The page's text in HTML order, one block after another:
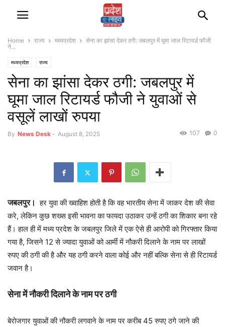
Home राज्‍य मध्यप्रदेश
सेना का झांसा देकर ठगी: जबलपुर में घूमा जाल रिटायर्ड फौजी
ने...
मध्यप्रदेश राज्‍य
सेना का झांसा देकर ठगी: जबलपुर में
घूमा जाल रिटायर्ड फौजी ने युवाओं से
वसूलें लाखों रुपया
By News Desk - August 8, 2025 0
107
जबलपुर। हर युवा की ख्वाहिश होती है कि वह भारतीय सेना में जाकर देश की सेवा
करे, लेकिन कुछ शख्स इसी भावना का फायदा उठाकर उन्हें ठगी का शिकार बना रहे
हैं। हाल ही में मध्य प्रदेश के जबलपुर जिले में एक ऐसे ही आरोपी को गिरफ्तार किया
गया है, जिसने 12 से ज्यादा युवाओं को आर्मी में नौकरी दिलाने के नाम पर लाखों
रुपए की ठगी की है और यह ठगी करने वाला कोई और नहीं बल्कि सेना से ही रिटायर्ड
जवान है।
सेना में नौकरी दिलाने के नाम पर ठगी
बेरोजगार युवाओं की नौकरी लगवाने के नाम पर करीब 45 रुपए ठगे जाने की